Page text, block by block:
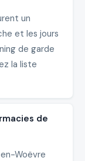
un
et les jours
de garde
la liste
de
Woëvre